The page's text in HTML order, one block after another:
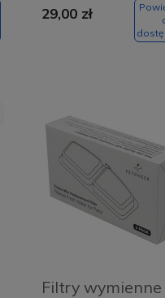
Black
29,00 zł
Filtry wymienne